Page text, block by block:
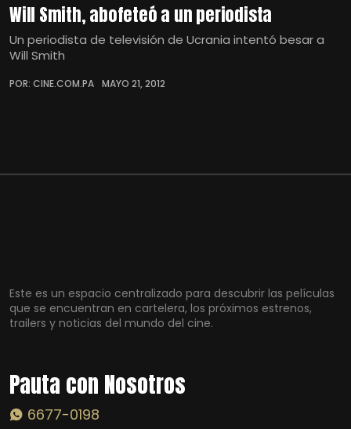
Will Smith, abofeteó a un periodista
Un periodista de televisión de Ucrania intentó besar a
Will Smith
POR: CINE.COM.PA MAYO 21, 2012
Este es un espacio centralizado para descubrir las películas
que se encuentran en cartelera, los próximos estrenos,
trailers y noticias del mundo del cine.
Pauta con Nosotros
6677-0198